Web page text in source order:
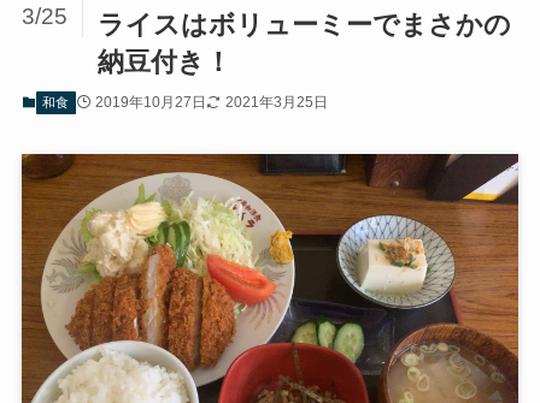
ライスはボリューミーでまさかの
納豆付き！
3/25
和食 2019年10月27日 2021年3月25日